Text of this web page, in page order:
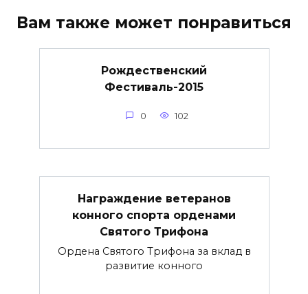
Вам также может понравиться
Рождественский
Фестиваль-2015
0 102
Награждение ветеранов
конного спорта орденами
Святого Трифона
Ордена Святого Трифона за вклад в
развитие конного